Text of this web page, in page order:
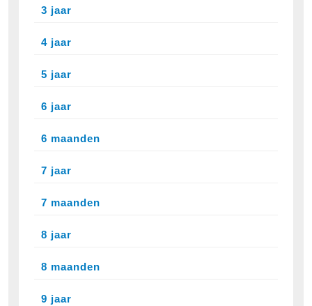
3 jaar
4 jaar
5 jaar
6 jaar
6 maanden
7 jaar
7 maanden
8 jaar
8 maanden
9 jaar